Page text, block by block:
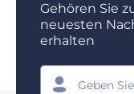
Gehören Sie
neuesten
erhalten